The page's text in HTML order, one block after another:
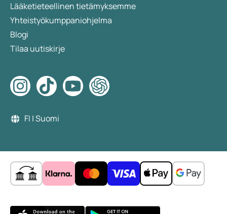
Lääketieteellinen tietämyksemme
Yhteistyökumppaniohjelma
Blogi
Tilaa uutiskirje
FI | Suomi